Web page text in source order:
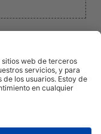
uno de nuestros
PrivacidadLegal